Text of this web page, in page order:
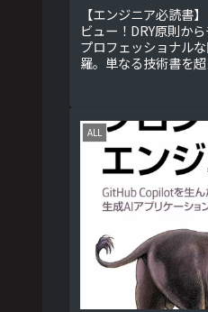
【エンジニア必読書
ビュー！DRY原則か
プロフェッショナル
羅。単なる技術書を
ALL